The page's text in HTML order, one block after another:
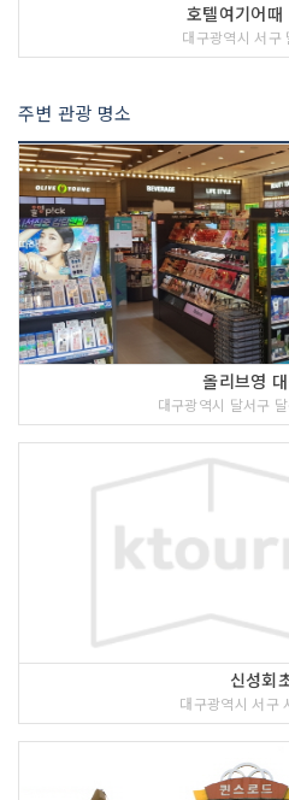
호텔여기어때
대구광역시 서구
주변 관광 명소
올리브영
대구광역시 달서구
신성회
대구광역시 서구